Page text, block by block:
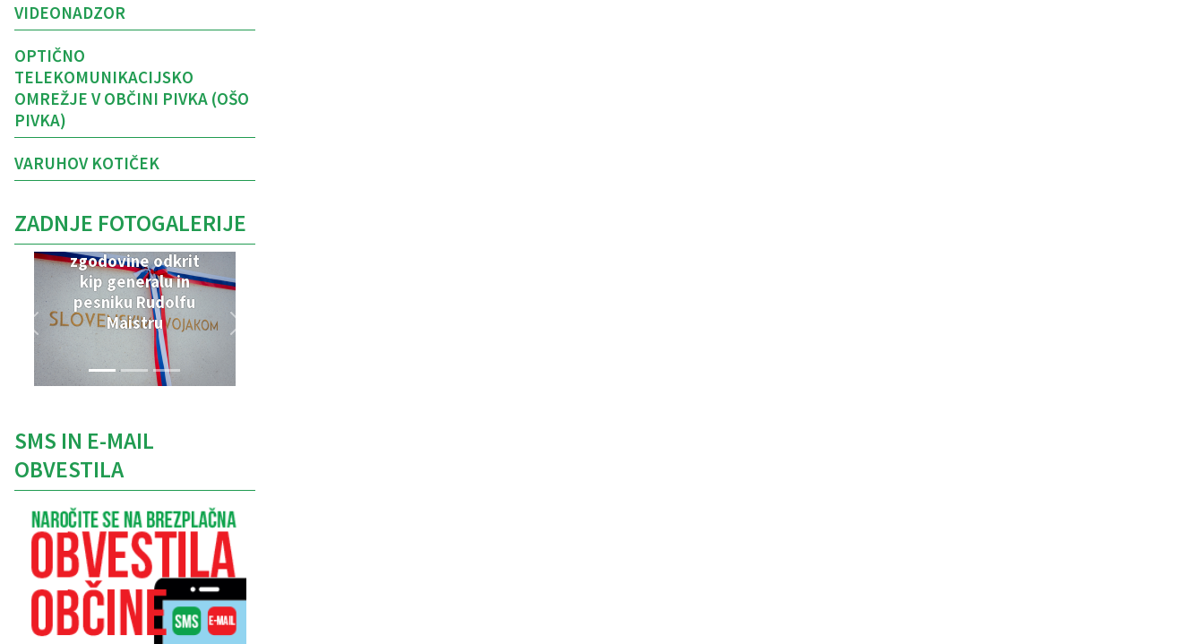
VIDEONADZOR
OPTIČNO
TELEKOMUNIKACIJSKO
OMREŽJE V OBČINI PIVKA (OŠO
PIVKA)
VARUHOV KOTIČEK
ZADNJE FOTOGALERIJE
V Parku vojaške
zgodovine odkrit
kip generalu in
pesniku Rudolfu
Maistru
SMS IN E-MAIL
OBVESTILA